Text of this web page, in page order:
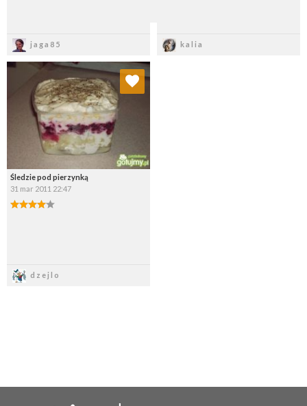
jaga85 kalia
Śledzie pod pierzynką
31 mar 2011 22:47
dzejlo
Dodaj do ulubionych
Wybierz listę: